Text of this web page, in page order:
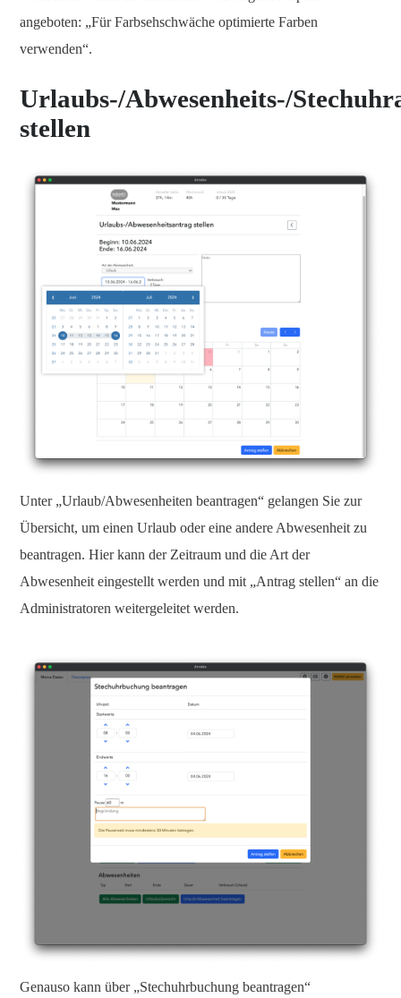
angeboten: „Für Farbsehschwäche optimierte Farben
verwenden“.
Urlaubs-/Abwesenheits-/
stellen
Unter „Urlaub/Abwesenheiten beantragen“ gelangen Sie zur
Übersicht, um einen Urlaub oder eine andere Abwesenheit zu
beantragen. Hier kann der Zeitraum und die Art der
Abwesenheit eingestellt werden und mit „Antrag stellen“ an die
Administratoren weitergeleitet werden.
Genauso kann über „Stechuhrbuchung beantragen“